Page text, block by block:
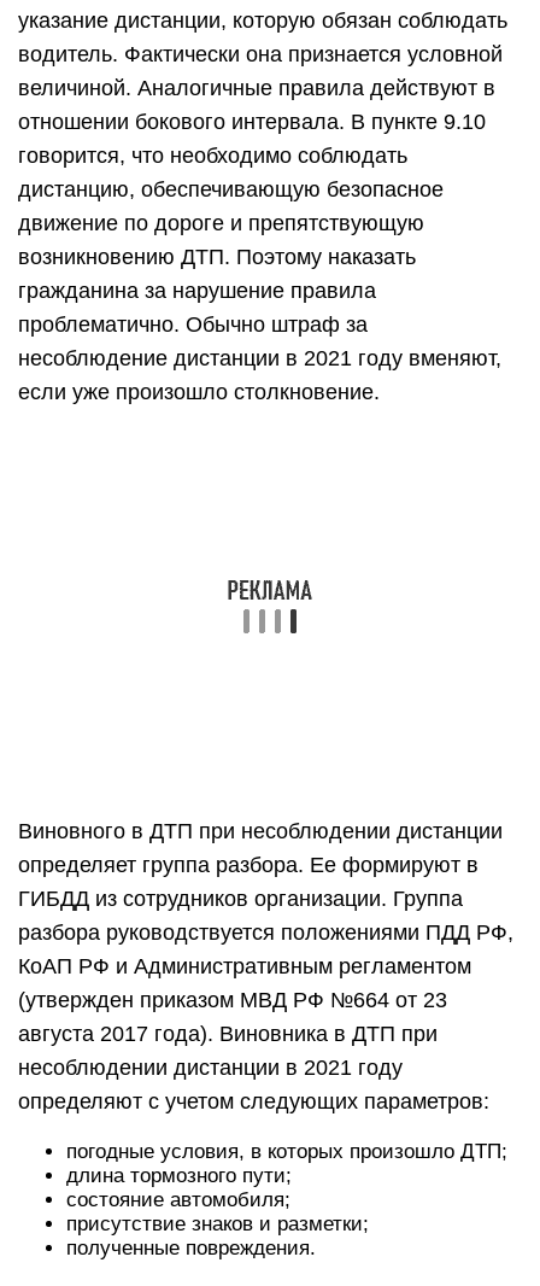
указание дистанции, которую обязан соблюдать
водитель. Фактически она признается условной
величиной. Аналогичные правила действуют в
отношении бокового интервала. В пункте 9.10
говорится, что необходимо соблюдать
дистанцию, обеспечивающую безопасное
движение по дороге и препятствующую
возникновению ДТП. Поэтому наказать
гражданина за нарушение правила
проблематично. Обычно штраф за
несоблюдение дистанции в 2021 году вменяют,
если уже произошло столкновение.
Виновного в ДТП при несоблюдении дистанции
определяет группа разбора. Ее формируют в
ГИБДД из сотрудников организации. Группа
разбора руководствуется положениями ПДД РФ,
КоАП РФ и Административным регламентом
(утвержден приказом МВД РФ №664 от 23
августа 2017 года). Виновника в ДТП при
несоблюдении дистанции в 2021 году
определяют с учетом следующих параметров:
погодные условия, в которых произошло ДТП;
длина тормозного пути;
состояние автомобиля;
присутствие знаков и разметки;
полученные повреждения.